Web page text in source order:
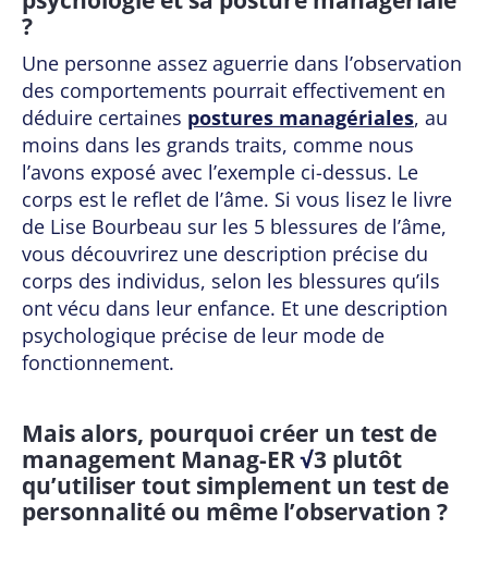
?
Une personne assez aguerrie dans l’observation
des comportements pourrait effectivement en
déduire certaines postures managériales, au
moins dans les grands traits, comme nous
l’avons exposé avec l’exemple ci-dessus. Le
corps est le reflet de l’âme. Si vous lisez le livre
de Lise Bourbeau sur les 5 blessures de l’âme,
vous découvrirez une description précise du
corps des individus, selon les blessures qu’ils
ont vécu dans leur enfance. Et une description
psychologique précise de leur mode de
fonctionnement.
Mais alors, pourquoi créer un test de
management Manag-ER√3 plutôt
qu’utiliser tout simplement un test de
personnalité ou même l’observation ?